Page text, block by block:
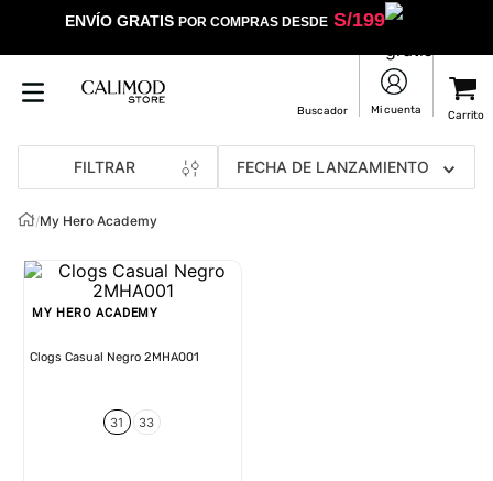
ENVÍO GRATIS POR COMPRAS DESDES/199
FILTRAR FECHA DE LANZAMIENTO
/My Hero Academy
MY HERO ACADEMY
Clogs Casual Negro 2MHA001
31 33